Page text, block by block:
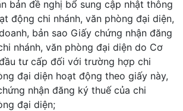
bản đề nghị bổ sung cập nhật thông
động chi nhánh, văn phòng đại diện,
bản sao Giấy chứng nhận đăng
nhánh, văn phòng đại diện do Cơ
tư cấp đối với trường hợp chi
đại diện hoạt động theo giấy này,
nhận đăng ký thuế của chi
đại diện;